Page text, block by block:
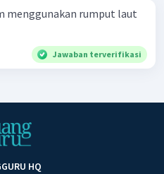
menggunakan rumput laut
Jawaban terverifikasi
HQ